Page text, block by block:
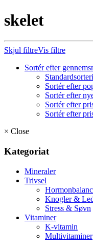
skelet
Skjul filtreVis filtre
Sortér efter
Sortér efter
Sortér efter
Sortér efter
Sortér efter
× Close
Kategoriat
Mineraler
Trivsel
Knogler &
Stress & Søvn
Vitaminer
K-vitamin
Multivitaminer